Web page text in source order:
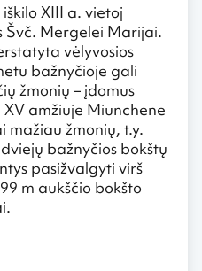
XIII a. vietoj
Švč. Mergelei Marijai.
vėlyvosios
bažnyčioje gali
žmonių – įdomus
amžiuje Miunchene
žmonių, t.y.
bažnyčios bokštų
pasižvalgyti virš
m aukščio bokšto